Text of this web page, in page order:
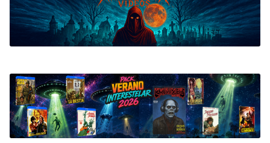
Bluray
Clasificada S
artwork
fantaterror
Jesús Franco